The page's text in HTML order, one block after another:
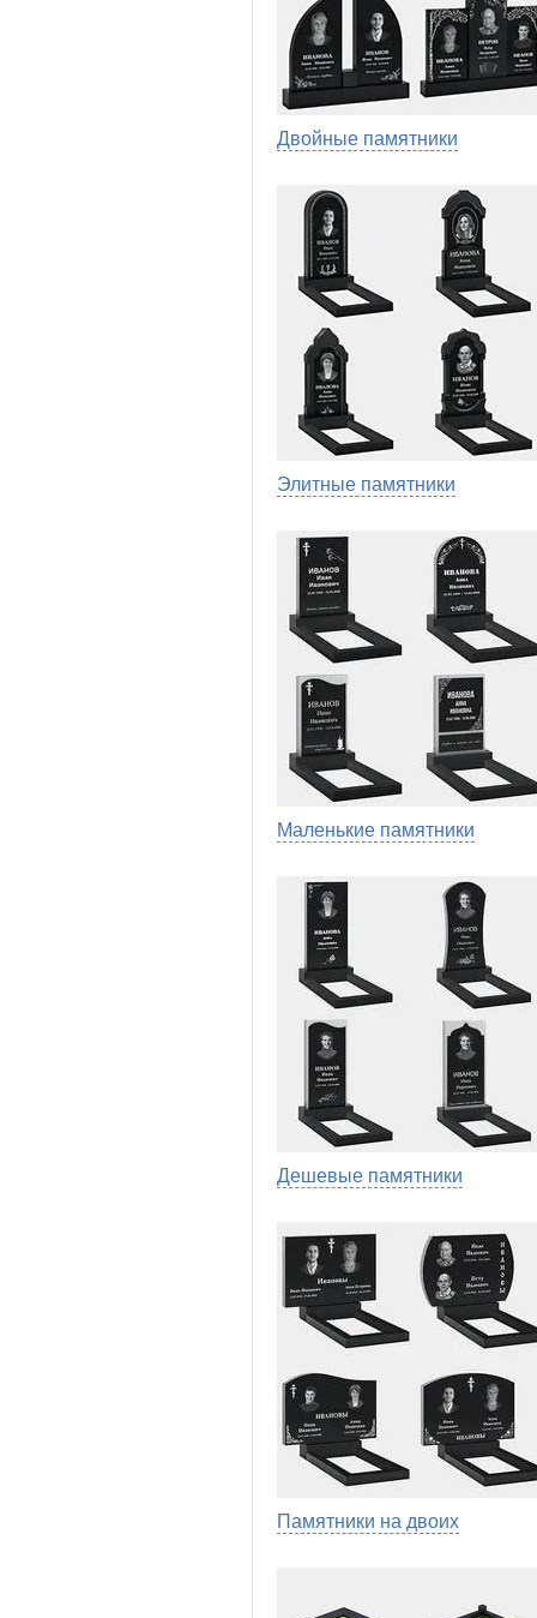
Двойные памятники
Элитные памятники
Маленькие памятники
Дешевые памятники
Памятники на двоих